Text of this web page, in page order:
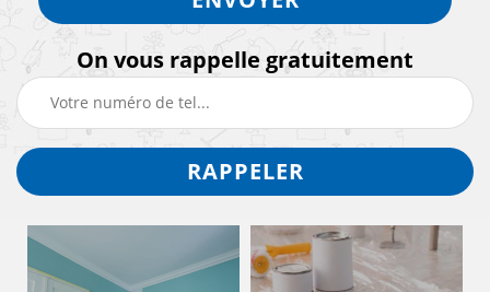
On vous rappelle gratuitement